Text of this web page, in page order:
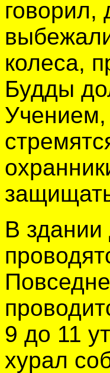
говорил,
колеса,
Будды
Учением,
В
9 до 11
хурал